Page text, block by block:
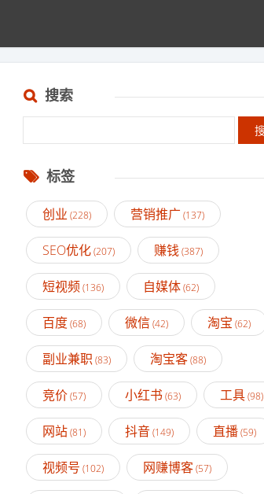
搜索
标签
创业 (228) 营销推广 (137)
SEO优化(207) 赚钱(387)
短视频(136) 自媒体(62)
百度(68) 微信(42) 淘宝 (62)
副业兼职 (83) 淘宝客(88)
竞价(57) 小红书 (63) 工具(98)
网站(81) 抖音(149) 直播(59)
视频号 (102) 网赚博客(57)